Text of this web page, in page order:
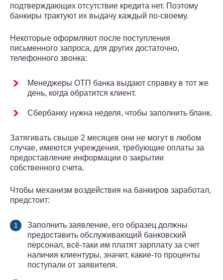
подтверждающих отсутствие кредита нет. Поэтому
банкиры трактуют их выдачу каждый по-своему.
Некоторые оформляют после поступления
письменного запроса, для других достаточно,
телефонного звонка:
Менеджеры ОТП банка выдают справку в тот же
день, когда обратится клиент.
Сбербанку нужна неделя, чтобы заполнить бланк.
Затягивать свыше 2 месяцев они не могут в любом
случае, имеются учреждения, требующие оплаты за
предоставление информации о закрытии
собственного счета.
Чтобы механизм воздействия на банкиров заработал,
предстоит:
Заполнить заявление, его образец должны
предоставить обслуживающий банковский
персонал, всё-таки им платят зарплату за счет
наличия клиентуры, значит, какие-то проценты
поступали от заявителя.